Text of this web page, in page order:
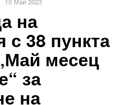
на
с 38 пункта
месец
за
на